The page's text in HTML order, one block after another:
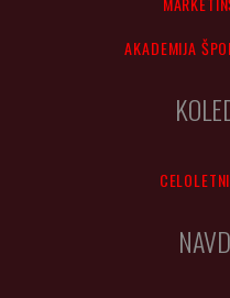
AKADEMIJA